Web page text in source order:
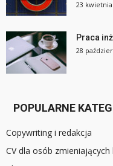
23 kwietnia
Praca
28
POPULARNE
Copywriting i redakcja
CV dla osób zmieniających